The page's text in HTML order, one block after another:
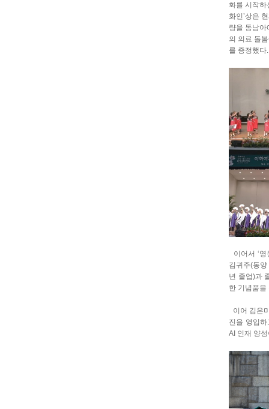
화를 시작하
화인’상은
량을 동남
의 의료 돌
를 증정했다.
이어서 ‘
김귀주(동
년 졸업)과
한 기념품을
이어 김은
진을 영입
AI 인재 양